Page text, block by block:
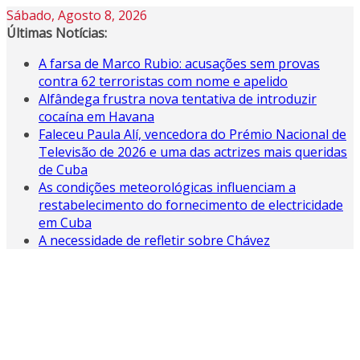
Skip
to
Sábado, Agosto 8, 2026
Últimas Notícias:
A farsa de Marco Rubio: acusações sem provas
contra 62 terroristas com nome e apelido
Alfândega frustra nova tentativa de introduzir
cocaína em Havana
Faleceu Paula Alí, vencedora do Prémio Nacional de
Televisão de 2026 e uma das actrizes mais queridas
de Cuba
As condições meteorológicas influenciam a
restabelecimento do fornecimento de electricidade
em Cuba
A necessidade de refletir sobre Chávez